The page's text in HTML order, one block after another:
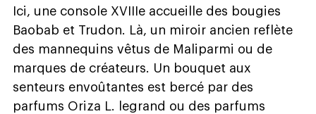
Ici, une console XVIIIe accueille des bougies
Baobab et Trudon. Là, un miroir ancien reflète
des mannequins vêtus de Maliparmi ou de
marques de créateurs. Un bouquet aux
senteurs envoûtantes est bercé par des
parfums Oriza L. legrand ou des parfums